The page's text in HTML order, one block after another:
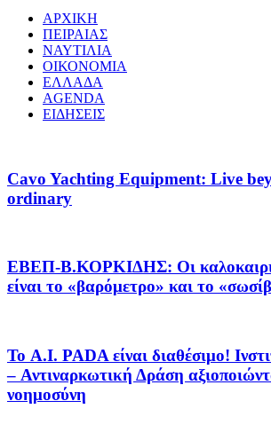
ΑΡΧΙΚΗ
ΠΕΙΡΑΙΑΣ
ΝΑΥΤΙΛΙΑ
ΟΙΚΟΝΟΜΙΑ
ΕΛΛΑΔΑ
AGENDA
ΕΙΔΗΣΕΙΣ
Cavo Yachting Equipment: Live
ordinary
EΒΕΠ-Β.ΚΟΡΚΙΔΗΣ: Οι
είναι το «βαρόμετρο» και το
Το A.I. PADA είναι διαθέσιμο!
– Αντιναρκωτική Δράση
νοημοσύνη